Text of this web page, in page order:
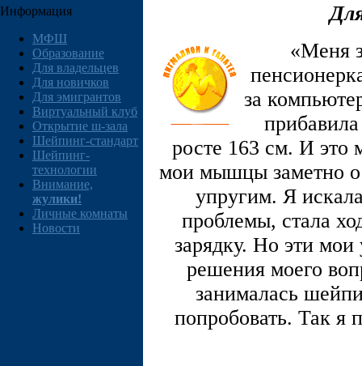
Информация
МФШ
Образование
Для владельцев
Для новичков
Для эмигрантов
Виртуальный клуб
Открытие ш-зала
Шейпинг-стандарт
Шейпинг-
технологии
Внимание,
жулики!
Личные комнаты
Новости
«Меня
за
росте 163 см. И это
мои мышцы заметно
упругим. Я
проблемы, стала
зарядку. Но эти
решения моего
занималась
попробовать. Так